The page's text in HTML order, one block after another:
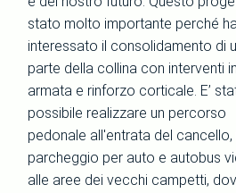
stato molto importante perché
interessato il consolidamento di
parte della collina con interventi
armata e rinforzo corticale. E’
possibile realizzare un percorso
pedonale all'entrata del cancello,
parcheggio per auto e autobus
alle aree dei vecchi campetti,